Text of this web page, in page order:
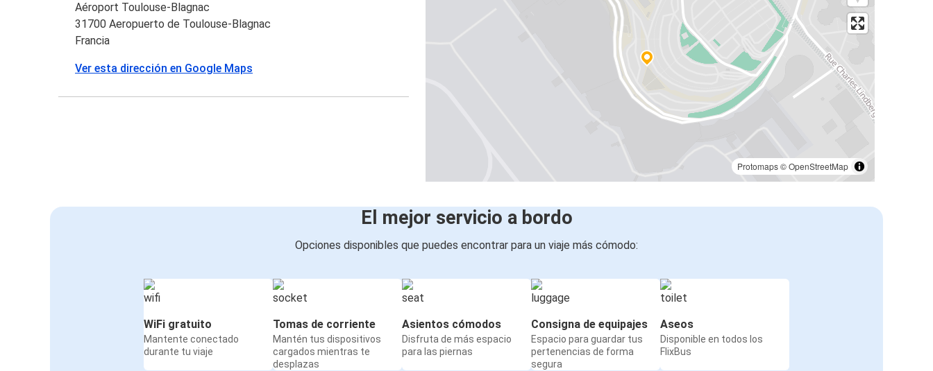
Protomaps©OpenStreetMap
Aéroport Toulouse-Blagnac
31700 Aeropuerto de Toulouse-Blagnac
Francia
Ver esta dirección en Google Maps
El mejor servicio a bordo
Opciones disponibles que puedes encontrar para un viaje más cómodo:
WiFi gratuito
Mantente conectado
durante tu viaje
Tomas de corriente
Mantén tus dispositivos
cargados mientras te
desplazas
Asientos cómodos
Disfruta de más espacio
para las piernas
Consigna de equipajes
Espacio para guardar tus
pertenencias de forma
segura
Aseos
Disponible en todos los
FlixBus